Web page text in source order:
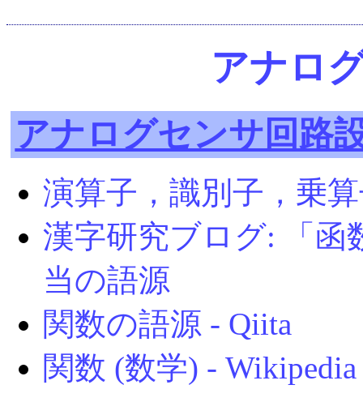
アナロ
アナログセンサ回路
演算子，識別子，乗
漢字研究ブログ: 「函
当の語源
関数の語源 - Qiita
関数 (数学) - Wikipedia